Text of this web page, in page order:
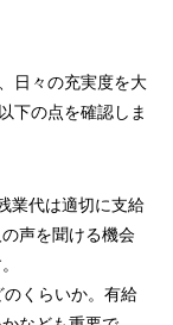
日々の充実度を大
下の点を確認しま
業代は適切に支給
声を聞ける機会
くらいか。有給